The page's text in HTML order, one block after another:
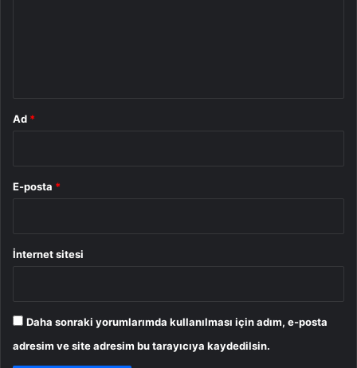
Ad *
E-posta *
İnternet sitesi
Daha sonraki yorumlarımda kullanılması için adım, e-posta
adresim ve site adresim bu tarayıcıya kaydedilsin.